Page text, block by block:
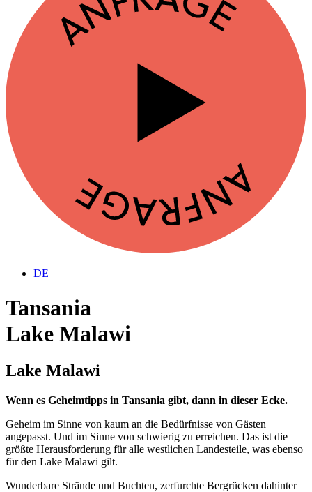
DE
Tansania
Lake Malawi
Lake Malawi
Wenn es Geheimtipps in Tansania gibt, dann in dieser Ecke.
Geheim im Sinne von kaum an die Bedürfnisse von Gästen
angepasst. Und im Sinne von schwierig zu erreichen. Das ist die
größte Herausforderung für alle westlichen Landesteile, was ebenso
für den Lake Malawi gilt.
Wunderbare Strände und Buchten, zerfurchte Bergrücken dahinter